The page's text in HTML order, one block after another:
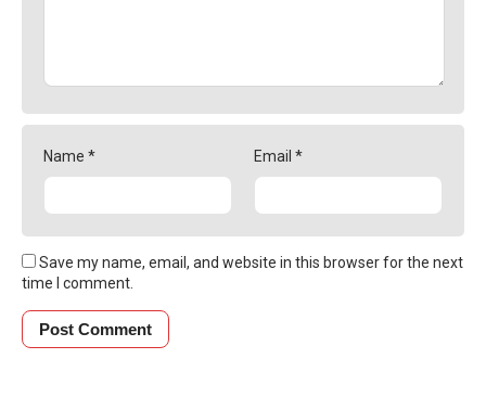
Name * Email *
Save my name, email, and website in this browser for the next
time I comment.